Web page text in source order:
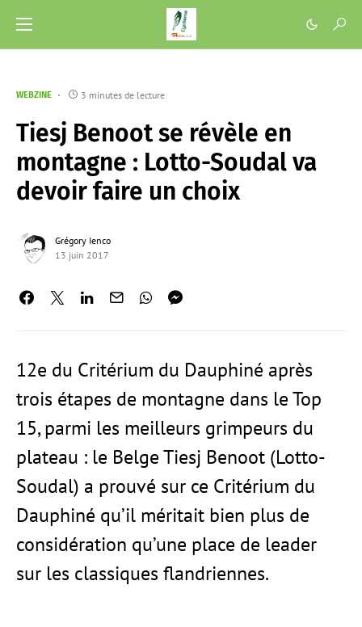
WEBZINE 3 minutes de lecture
Tiesj Benoot se révèle en
montagne : Lotto-Soudal va
devoir faire un choix
Grégory Ienco
13 juin 2017
12e du Critérium du Dauphiné après
trois étapes de montagne dans le Top
15, parmi les meilleurs grimpeurs du
plateau : le Belge Tiesj Benoot (Lotto-
Soudal) a prouvé sur ce Critérium du
Dauphiné qu’il méritait bien plus de
considération qu’une place de leader
sur les classiques flandriennes.